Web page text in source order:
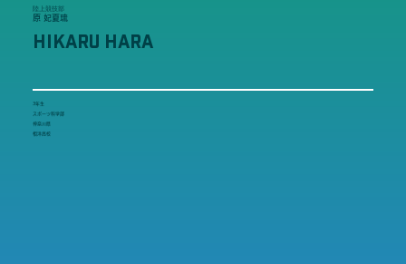
陸上競技部
原 妃夏琉
HIKARU HARA
3年生
スポーツ科学部
神奈川県
相洋高校